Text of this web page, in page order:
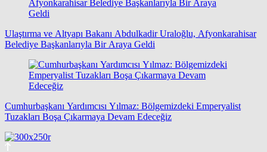
Ulaştırma ve Altyapı Bakanı Abdulkadir Uraloğlu, Afyonkarahisar
Belediye Başkanlarıyla Bir Araya Geldi
Cumhurbaşkanı Yardımcısı Yılmaz: Bölgemizdeki Emperyalist
Tuzakları Boşa Çıkarmaya Devam Edeceğiz